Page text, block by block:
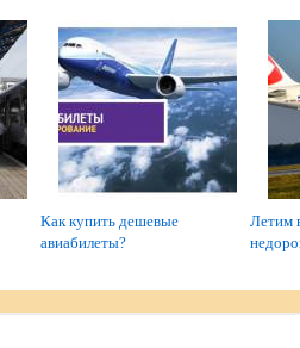
Как купить дешевые
авиабилеты?
Летим